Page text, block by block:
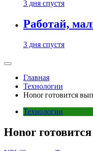
3 дня спустя
Работай,
3 дня спустя
Главная
Технологии
Honor готовится
Технологии
Honor